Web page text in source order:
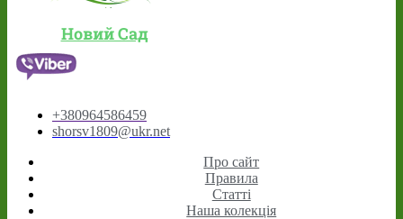
Новий Сад
+380964586459
shorsv1809@ukr.net
Про сайт
Правила
Статті
Наша колекція